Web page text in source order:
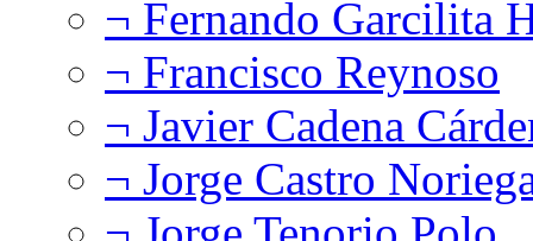
¬ Fernando Garcilita
¬ Francisco Reynoso
¬ Javier Cadena
¬ Jorge Castro